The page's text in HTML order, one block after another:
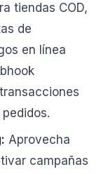
tiendas COD,
de
en línea
Aprovecha
campañas